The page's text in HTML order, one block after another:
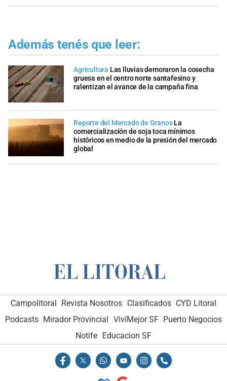
Además tenés que leer:
Agricultura Las lluvias demoraron la cosecha
gruesa en el centro norte santafesino y
ralentizan el avance de la campaña fina
Reporte del Mercado de Granos La
comercialización de soja toca mínimos
históricos en medio de la presión del mercado
global
Campolitoral Revista Nosotros Clasificados CYD Litoral
Podcasts Mirador Provincial VivíMejor SF Puerto Negocios
Notife
Educacion SF